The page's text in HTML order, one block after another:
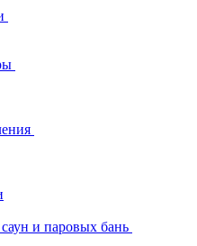
и паровых бань